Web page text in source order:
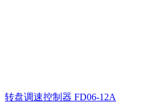
转盘调速控制器 FD06-12A